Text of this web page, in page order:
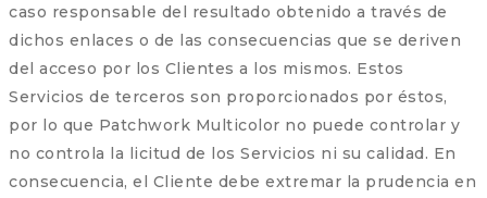
caso responsable del resultado obtenido a través de
dichos enlaces o de las consecuencias que se deriven
del acceso por los Clientes a los mismos. Estos
Servicios de terceros son proporcionados por éstos,
por lo que Patchwork Multicolor no puede controlar y
no controla la licitud de los Servicios ni su calidad. En
consecuencia, el Cliente debe extremar la prudencia en